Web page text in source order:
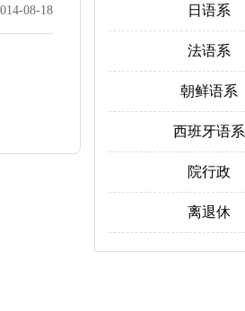
08-18 日语系
法语系
朝鲜语系
西班牙语系
院行政
离退休